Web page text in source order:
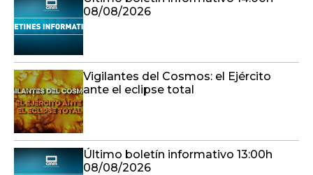
08/08/2026
Vigilantes del Cosmos: el Ejército
ante el eclipse total
Último boletín informativo 13:00h
08/08/2026